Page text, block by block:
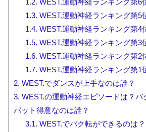
1.2. WEST.運動神経ランキング第6
1.3. WEST.運動神経ランキング第5
1.4. WEST.運動神経ランキング第4
1.5. WEST.運動神経ランキング第3
1.6. WEST.運動神経ランキング第2
1.7. WEST.運動神経ランキング第1
2. WEST.でダンスが上手なのは誰？
3. WEST.の運動神経エピソードは？バ
バット得意なのは誰？
3.1. WEST.でバク転ができるのは？